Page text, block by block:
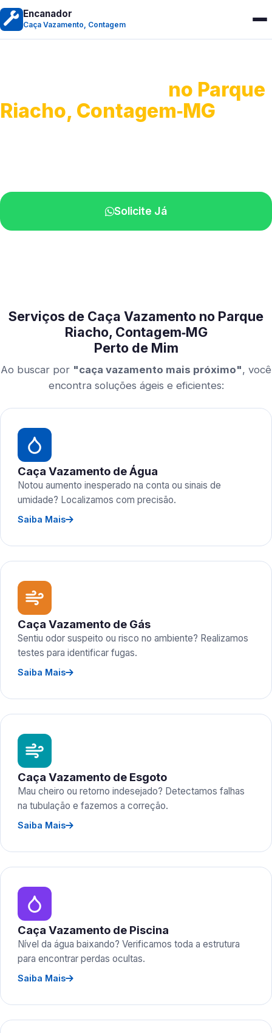
Encanador
Caça Vazamento, Contagem
no Parque
Riacho, Contagem‑MG
Solicite Já
Serviços de Caça Vazamento no Parque
Riacho, Contagem‑MG
Perto de Mim
Ao buscar por "caça vazamento mais próximo", você
encontra soluções ágeis e eficientes:
Caça Vazamento de Água
Notou aumento inesperado na conta ou sinais de
umidade? Localizamos com precisão.
Saiba Mais
Caça Vazamento de Gás
Sentiu odor suspeito ou risco no ambiente? Realizamos
testes para identificar fugas.
Saiba Mais
Caça Vazamento de Esgoto
Mau cheiro ou retorno indesejado? Detectamos falhas
na tubulação e fazemos a correção.
Saiba Mais
Caça Vazamento de Piscina
Nível da água baixando? Verificamos toda a estrutura
para encontrar perdas ocultas.
Saiba Mais